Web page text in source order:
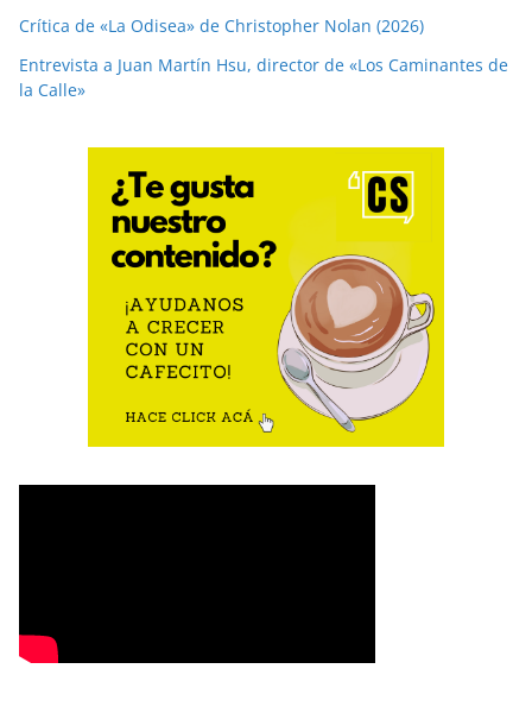
Crítica de «La Odisea» de Christopher Nolan (2026)
Entrevista a Juan Martín Hsu, director de «Los Caminantes de
la Calle»